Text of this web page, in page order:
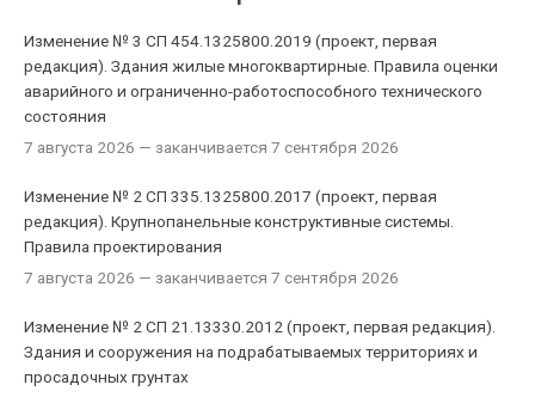
Изменение № 3 СП 454.1325800.2019 (проект, первая
редакция). Здания жилые многоквартирные. Правила оценки
аварийного и ограниченно-работоспособного технического
состояния
7 августа 2026 — заканчивается 7 сентября 2026
Изменение № 2 СП 335.1325800.2017 (проект, первая
редакция). Крупнопанельные конструктивные системы.
Правила проектирования
7 августа 2026 — заканчивается 7 сентября 2026
Изменение № 2 СП 21.13330.2012 (проект, первая редакция).
Здания и сооружения на подрабатываемых территориях и
просадочных грунтах